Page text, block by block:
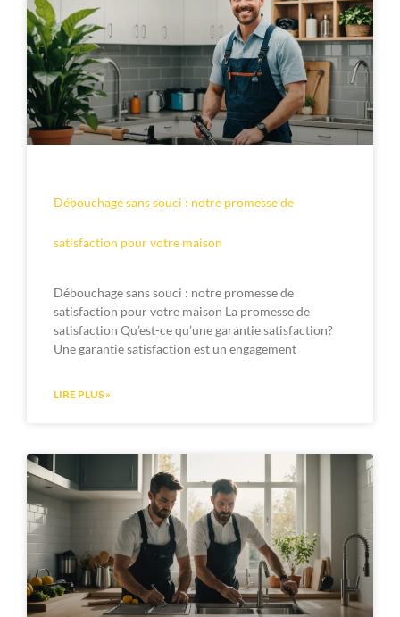
Débouchage sans souci : notre promesse de
satisfaction pour votre maison
Débouchage sans souci : notre promesse de
satisfaction pour votre maison La promesse de
satisfaction Qu’est-ce qu’une garantie satisfaction?
Une garantie satisfaction est un engagement
LIRE PLUS »